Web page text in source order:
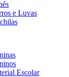
e Luvas
Escolar